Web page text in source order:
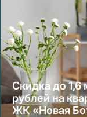
Скидка до 1,6
рублей на
ЖК «Новая